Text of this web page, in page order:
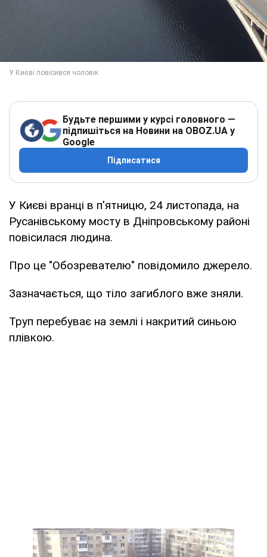
Будьте першими у курсі головного —
підпишіться на Новини на OBOZ.UA у
Google
Підписатися
У Києві вранці в п'ятницю, 24 листопада, на
Русанівському мосту в Дніпровському районі
повісилася людина.
Про це "Обозревателю" повідомило джерело.
Зазначається, що тіло загиблого вже зняли.
Труп перебуває на землі і накритий синьою
плівкою.